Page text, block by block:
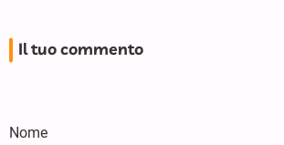
Il tuo commento
Nome